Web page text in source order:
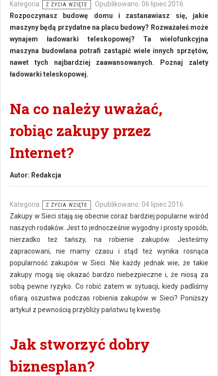
Kategoria: Z ŻYCIA WZIĘTE
Opublikowano: 06 lipiec 2016
Rozpoczynasz budowę domu i zastanawiasz się, jakie
maszyny będą przydatne na placu budowy? Rozważałeś może
wynajem ładowarki teleskopowej? Ta wielofunkcyjna
maszyna budowlana potrafi zastąpić wiele innych sprzętów,
nawet tych najbardziej zaawansowanych. Poznaj zalety
ładowarki teleskopowej.
Na co należy uważać,
robiąc zakupy przez
Internet?
Autor: Redakcja
Kategoria: Z ŻYCIA WZIĘTE
Opublikowano: 04 lipiec 2016
Zakupy w Sieci stają się obecnie coraz bardziej popularne wśród
naszych rodaków. Jest to jednocześnie wygodny i prosty sposób,
nierzadko też tańszy, na robienie zakupów. Jesteśmy
zapracowani, nie mamy czasu i stąd też wynika rosnąca
popularność zakupów w Sieci. Nie każdy jednak wie, że takie
zakupy mogą się okazać bardzo niebezpieczne i, że niosą za
sobą pewne ryzyko. Co robić zatem w sytuacji, kiedy padliśmy
ofiarą oszustwa podczas robienia zakupów w Sieci? Poniższy
artykuł z pewnością przybliży państwu tę kwestię.
Jak stworzyć dobry
biznesplan?